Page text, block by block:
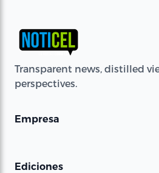
Transparent news, distilled
perspectives.
Empresa
Ediciones